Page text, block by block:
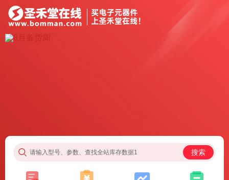
请输入型号、参数、查找全站库存数据1 搜索